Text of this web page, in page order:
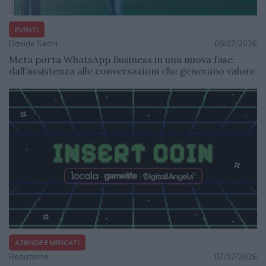
EVENTI
Davide Sechi 08/07/2026
Meta porta WhatsApp Business in una nuova fase:
dall’assistenza alle conversazioni che generano valore
AZIENDE E MERCATI
Redazione 07/07/2026